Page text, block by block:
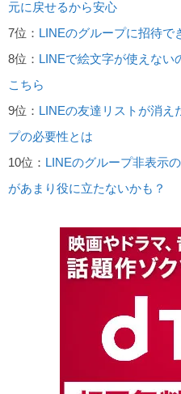
元に戻せるから安心
7位： LINEのグループに招待で
8位： LINEで絵文字が使えない
こちら
9位： LINEの友達リストが消え
プの必要性とは
10位： LINEのグループ非表示
があまり役に立たないかも？